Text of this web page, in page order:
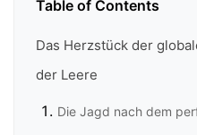
Table of Contents
Das Herzstück der
der Leere
Die Jagd nach dem